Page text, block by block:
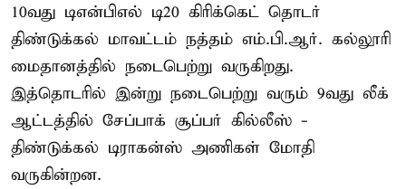
10வது டிஎன்பிஎல் டி20 கிரிக்கெட் தொடர்
திண்டுக்கல் மாவட்டம் நத்தம் எம்.பி.ஆர். கல்லூரி
மைதானத்தில் நடைபெற்று வருகிறது.
இத்தொடரில் இன்று நடைபெற்று வரும் 9வது லீக்
ஆட்டத்தில் சேப்பாக் சூப்பர் கில்லீஸ் -
திண்டுக்கல் டிராகன்ஸ் அணிகள் மோதி
வருகின்றன.